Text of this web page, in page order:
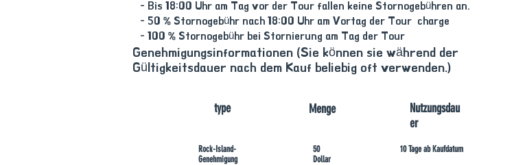
- Bis 18:00 Uhr am Tag vor der Tour fallen keine Stornogebühren an.
- 50 % Stornogebühr nach 18:00 Uhr am Vortag der Tour charge
- 100 % Stornogebühr bei Stornierung am Tag der Tour
Genehmigungsinformationen (Sie können sie während der
Gültigkeitsdauer nach dem Kauf beliebig oft verwenden.)
​type Menge
Nutzungsdau
er
Rock-Island-
Genehmigung
50
Dollar
10 Tage ab Kaufdatum